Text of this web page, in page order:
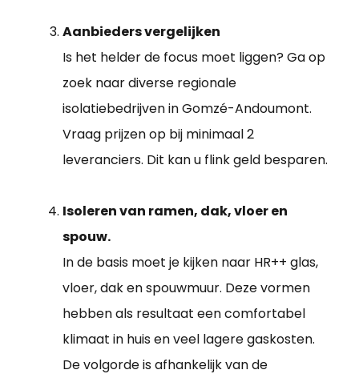
Aanbieders vergelijken
Is het helder de focus moet liggen? Ga op
zoek naar diverse regionale
isolatiebedrijven in Gomzé-Andoumont.
Vraag prijzen op bij minimaal 2
leveranciers. Dit kan u flink geld besparen.
Isoleren van ramen, dak, vloer en
spouw.
In de basis moet je kijken naar HR++ glas,
vloer, dak en spouwmuur. Deze vormen
hebben als resultaat een comfortabel
klimaat in huis en veel lagere gaskosten.
De volgorde is afhankelijk van de